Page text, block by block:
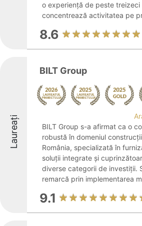
o experiență de peste treizeci
concentrează activitatea pe
8.6
Laureați
BILT Group
BILT Group s-a afirmat ca o
robustă în domeniul
România, specializată în
soluții integrate și
diverse categorii de investiții.
remarcă prin implementarea
9.1